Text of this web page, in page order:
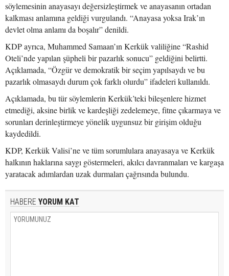
söylemesinin anayasayı değersizleştirmek ve anayasanın ortadan
kalkması anlamına geldiği vurgulandı. “Anayasa yoksa Irak’ın
devlet olma anlamı da boşalır” denildi.
KDP ayrıca, Muhammed Samaan’ın Kerkük valiliğine “Rashid
Oteli’nde yapılan şüpheli bir pazarlık sonucu” geldiğini belirtti.
Açıklamada, “Özgür ve demokratik bir seçim yapılsaydı ve bu
pazarlık olmasaydı durum çok farklı olurdu” ifadeleri kullanıldı.
Açıklamada, bu tür söylemlerin Kerkük’teki bileşenlere hizmet
etmediği, aksine birlik ve kardeşliği zedelemeye, fitne çıkarmaya ve
sorunları derinleştirmeye yönelik uygunsuz bir girişim olduğu
kaydedildi.
KDP, Kerkük Valisi’ne ve tüm sorumlulara anayasaya ve Kerkük
halkının haklarına saygı göstermeleri, akılcı davranmaları ve kargaşa
yaratacak adımlardan uzak durmaları çağrısında bulundu.
HABERE YORUM KAT